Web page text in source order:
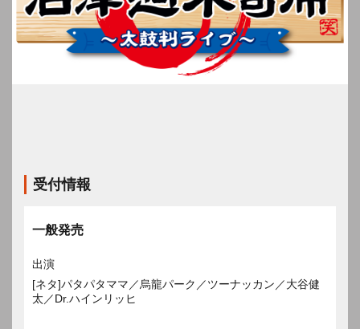
受付情報
一般発売
出演
[ネタ]パタパタママ／烏龍パーク／ツーナッカン／大谷健
太／Dr.ハインリッヒ